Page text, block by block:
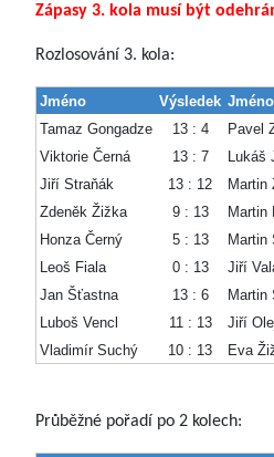
Zápasy 3. kola musí být
Rozlosování 3. kola:
Jméno Výsledek Jméno
Tamaz Gongadze
13 : 4
Pavel
Viktorie Černá
13 : 7
Lukáš
Jiří Straňák
13 : 12
Martin
Zdeněk Žižka
9 : 13
Martin
Honza Černý
5 : 13
Martin
Leoš Fiala
0 : 13
Jiří
Jan Šťastna
13 : 6
Martin
Luboš Vencl
11 : 13
Jiří
Vladimír Suchý
10 : 13 Eva
Průběžné pořadí po 2 kolech: